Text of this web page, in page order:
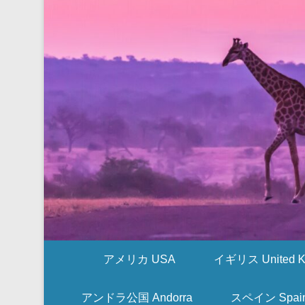
アメリカ USA イギリス United
アンドラ公国 Andorra スペイン